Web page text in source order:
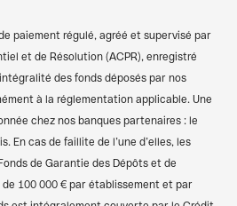
paiement régulé, agréé et supervisé par
et de Résolution (ACPR), enregistré
des fonds déposés par nos
à la réglementation applicable. Une
chez nos banques partenaires : le
En cas de faillite de l’une d’elles, les
de Garantie des Dépôts et de
100 000 € par établissement et par